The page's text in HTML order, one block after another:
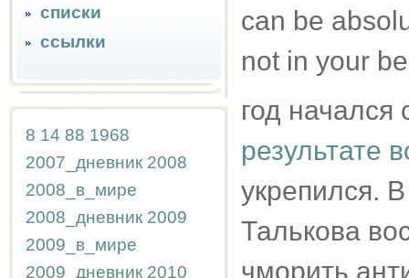
списки
ссылки
8 14 88 1968
2007_дневник 2008
2008_в_мире
2008_дневник 2009
2009_в_мире
2009_дневник 2010
can be
not in your
год начался
результате
укрепился.
Талькова
чморить